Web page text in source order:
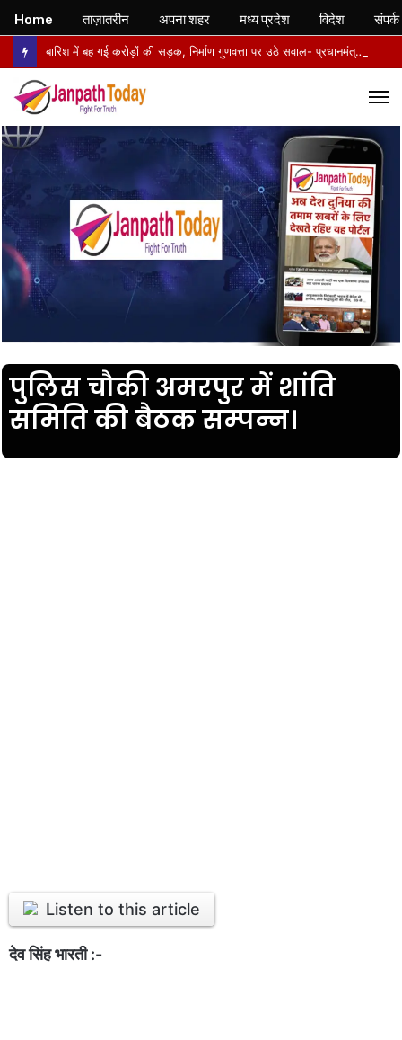
बारिश में बह गई करोड़ों की सड़क, निर्माण गुणवत्ता पर उठे सवाल- प्रधानमंत्री ग्रामीण सड़क विकास प्राधिकरण से बनी 12 किलोमीटर सड़क का मामला, जांच की मांग
पुलिस चौकी अमरपुर में शांति
समिति की बैठक सम्पन्न।
Listen to this article
देव सिंह भारती :-
Home ताज़ातरीन अपना शहर मध्य प्रदेश विदेश संपर्क